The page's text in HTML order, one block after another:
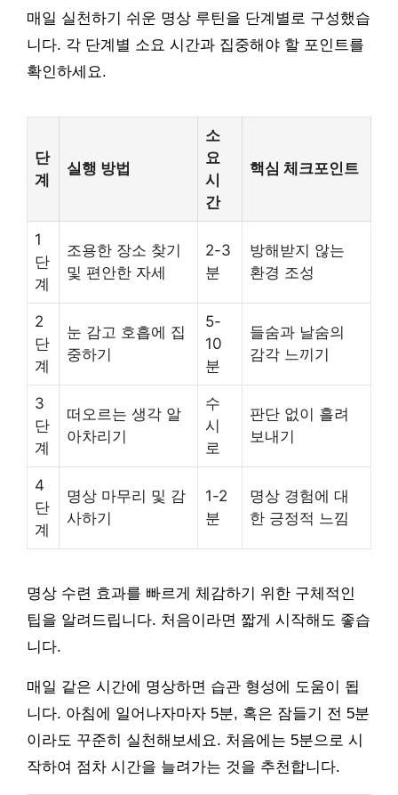
매일 실천하기 쉬운 명상 루틴을 단계별로 구성했습
니다. 각 단계별 소요 시간과 집중해야 할 포인트를
확인하세요.
단
계
실행 방법
소
요
시
간
핵심 체크포인트
1
단
계
조용한 장소 찾기
및 편안한 자세
2-3
분
방해받지 않는
환경 조성
2
단
계
눈 감고 호흡에 집
중하기
5-
10
분
들숨과 날숨의
감각 느끼기
3
단
계
떠오르는 생각 알
아차리기
수
시
로
판단 없이 흘려
보내기
4
단
계
명상 마무리 및 감
사하기
1-2
분
명상 경험에 대
한 긍정적 느낌
명상 수련 효과를 빠르게 체감하기 위한 구체적인
팁을 알려드립니다. 처음이라면 짧게 시작해도 좋습
니다.
매일 같은 시간에 명상하면 습관 형성에 도움이 됩
니다. 아침에 일어나자마자 5분, 혹은 잠들기 전 5분
이라도 꾸준히 실천해보세요. 처음에는 5분으로 시
작하여 점차 시간을 늘려가는 것을 추천합니다.